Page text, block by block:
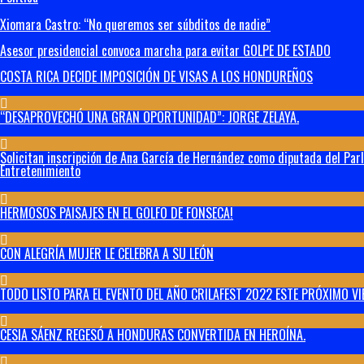
Xiomara Castro: “No queremos ser súbditos de nadie”
Asesor presidencial convoca marcha para evitar GOLPE DE ESTADO
COSTA RICA DECIDE IMPOSICIÓN DE VISAS A LOS HONDUREÑOS
“DESAPROVECHÓ UNA GRAN OPORTUNIDAD”: JORGE ZELAYA.
Solicitan inscripción de Ana García de Hernández como diputada del
Entretenimiento
HERMOSOS PAISAJES EN EL GOLFO DE FONSECA!
CON ALEGRÍA MUJER LE CELEBRA A SU LEÓN
TODO LISTO PARA EL EVENTO DEL AÑO CRILAFEST 2022 ESTE PRÓXIMO
CESIA SÁENZ REGESÓ A HONDURAS CONVERTIDA EN HEROÍNA.